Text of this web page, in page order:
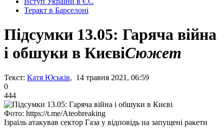
Теракт в Барселоні
Підсумки 13.05: Гаряча війна
і обшуки в КиєвіСюжет
Текст: Катя Юськів, 14 травня 2021, 06:59
0
444
Фото: https://t.me/Ateobreaking
Ізраїль атакував сектор Газа у відповідь на запущені ракети